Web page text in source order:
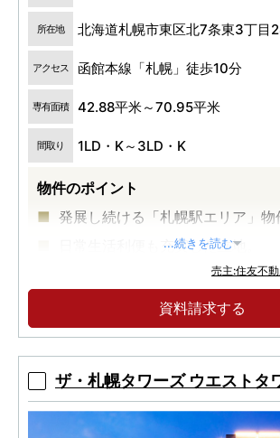
所在地 北海道札幌市東区北7条東3丁目
アクセス 函館本線「札幌」徒歩10分
専有面積 42.88平米～70.95平米
間取り 1LD・K～3LD・K
物件のポイント
発展し続ける「札幌駅エリア」物
日常生活利便も充実した立地。
高いデザイン性を持つ駅近レジ
...続きを読む
売主:住友不
資料請求する
ザ・札幌タワーズ ウエストタ